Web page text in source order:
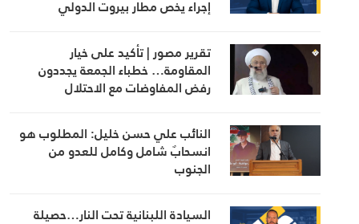
إجراء يخص مطار بيروت الدولي
تقرير مصور | تأكيد على خيار
المقاومة… خطباء الجمعة يجددون
رفض المفاوضات مع الاحتلال
النائب علي حسن خليل: المطلوب هو
انسحابٌ شامل وكامل للعدو من
الجنوب
السيادة اللبنانية تحت النار…حصيلة